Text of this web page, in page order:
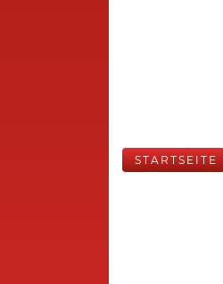
STARTSEITE